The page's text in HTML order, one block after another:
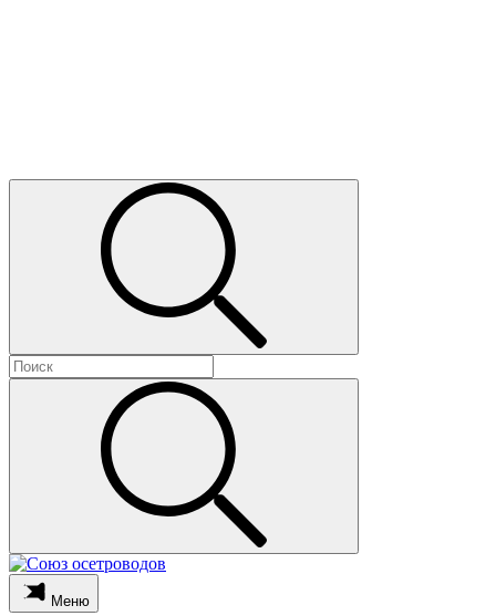
Меню